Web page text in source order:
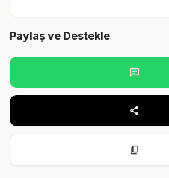
Paylaş ve Destekle
chat
share
content_copy